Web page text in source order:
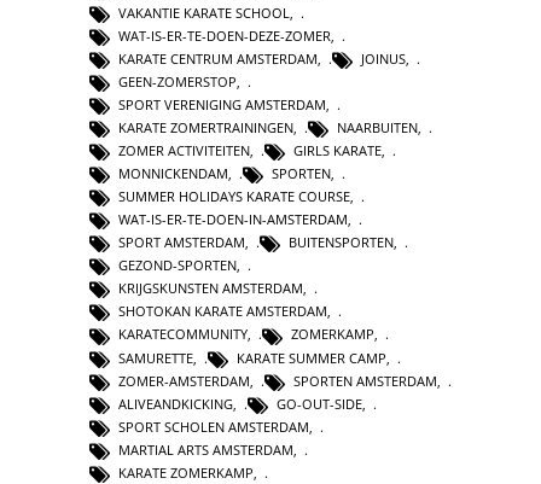
VAKANTIE KARATE SCHOOL
WAT-IS-ER-TE-DOEN-DEZE-ZOMER
KARATE CENTRUM AMSTERDAM
JOINUS
GEEN-ZOMERSTOP
SPORT VERENIGING AMSTERDAM
KARATE ZOMERTRAININGEN
NAARBUITEN
ZOMER ACTIVITEITEN
GIRLS KARATE
MONNICKENDAM, SPORTEN,
SUMMER HOLIDAYS KARATE COURSE,
WAT-IS-ER-TE-DOEN-IN-AMSTERDAM,
SPORT AMSTERDAM, BUITENSPORTEN,
GEZOND-SPORTEN,
KRIJGSKUNSTEN AMSTERDAM,
SHOTOKAN KARATE AMSTERDAM,
KARATECOMMUNITY, ZOMERKAMP,
SAMURETTE
KARATE SUMMER CAMP
ZOMER-AMSTERDAM
SPORTEN AMSTERDAM
ALIVEANDKICKING
GO-OUT-SIDE
SPORT SCHOLEN AMSTERDAM
MARTIAL ARTS AMSTERDAM
KARATE ZOMERKAMP